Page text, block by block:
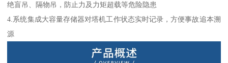
绝盲吊、隔物吊，防止力及力矩超载等危险隐患
4.系统集成大容量存储器对塔机工作状态实时记录，方便事故追本溯
源